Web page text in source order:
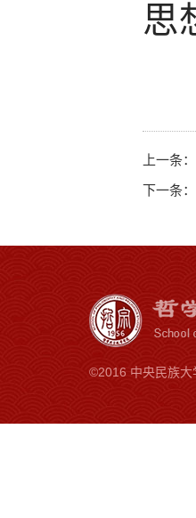
思
上一条：
下一条：
©2016 中央民族大